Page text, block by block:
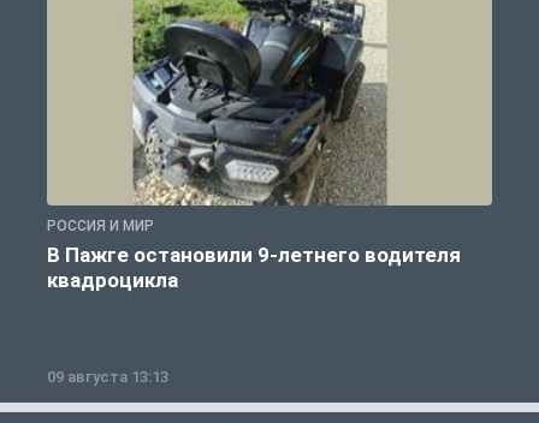
РОССИЯ И МИР
В Пажге остановили 9-летнего водителя
квадроцикла
09 августа 13:13